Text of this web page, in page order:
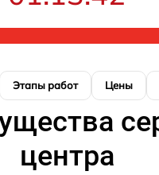
Этапы работ Цены
центра